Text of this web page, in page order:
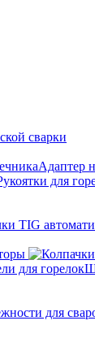
сварки
Адаптер
TIG